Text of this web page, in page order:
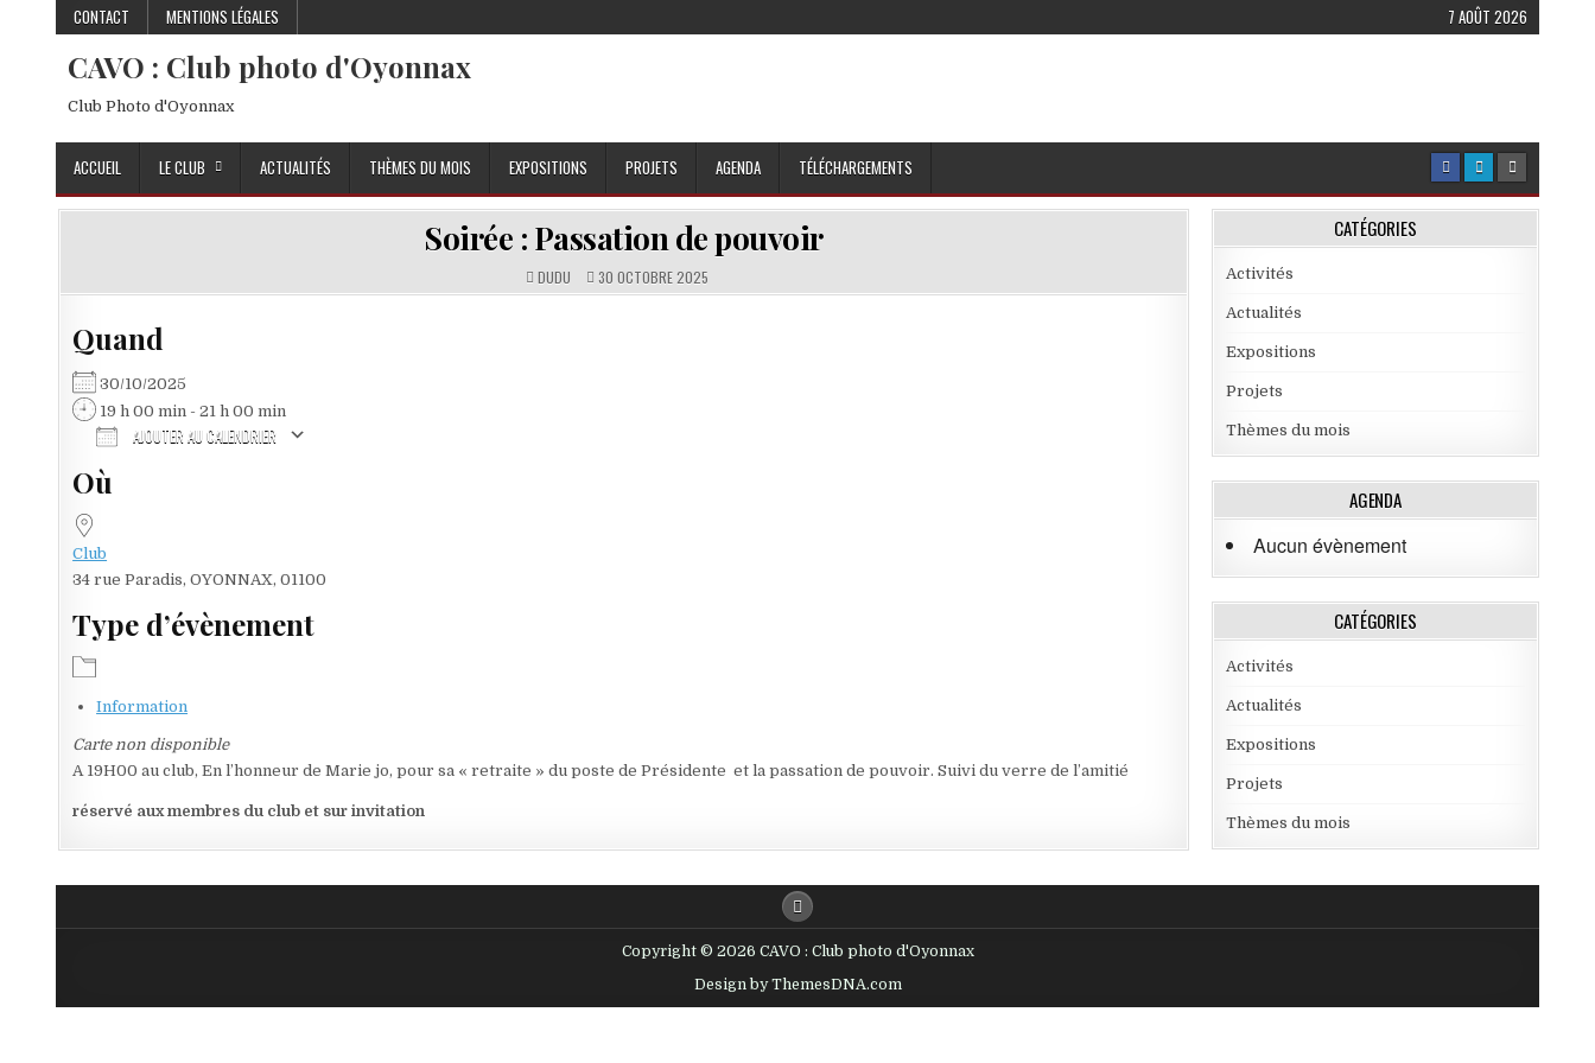
Skip to content
CONTACT MENTIONS LÉGALES 7 AOÛT 2026
CAVO : Club photo d'Oyonnax
Club Photo d'Oyonnax
ACCUEIL LE CLUB ACTUALITÉS THÈMES DU MOIS EXPOSITIONS PROJETS AGENDA TÉLÉCHARGEMENTS
Soirée : Passation de pouvoir
DUDU 30 OCTOBRE 2025
Quand
30/10/2025
19 h 00 min - 21 h 00 min
AJOUTER AU CALENDRIER
Où
Club
34 rue Paradis, OYONNAX, 01100
Type d’évènement
Information
Carte non disponible
A 19H00 au club, En l’honneur de Marie jo, pour sa « retraite » du poste de Présidente et la passation de pouvoir. Suivi du verre de l’amitié
réservé aux membres du club et sur invitation
CATÉGORIES
Activités
Actualités
Expositions
Projets
Thèmes du mois
AGENDA
Aucun évènement
CATÉGORIES
Activités
Actualités
Expositions
Projets
Thèmes du mois
Copyright © 2026 CAVO : Club photo d'Oyonnax
Design by ThemesDNA.com